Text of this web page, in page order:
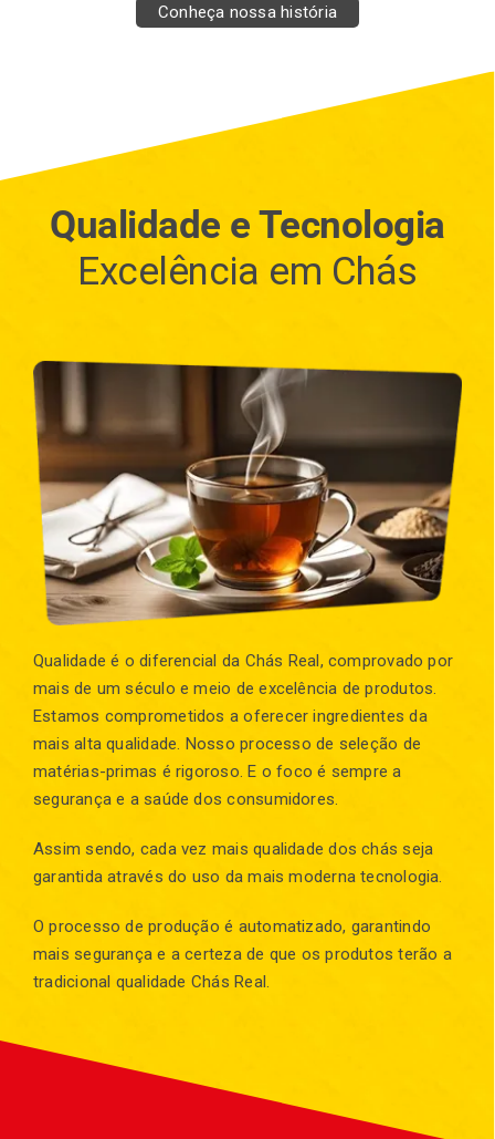
Conheça nossa história
Qualidade e Tecnologia
Excelência em Chás
Qualidade é o diferencial da Chás Real, comprovado por
mais de um século e meio de excelência de produtos.
Estamos comprometidos a oferecer ingredientes da
mais alta qualidade. Nosso processo de seleção de
matérias-primas é rigoroso. E o foco é sempre a
segurança e a saúde dos consumidores.
Assim sendo, cada vez mais qualidade dos chás seja
garantida através do uso da mais moderna tecnologia.
O processo de produção é automatizado, garantindo
mais segurança e a certeza de que os produtos terão a
tradicional qualidade Chás Real.